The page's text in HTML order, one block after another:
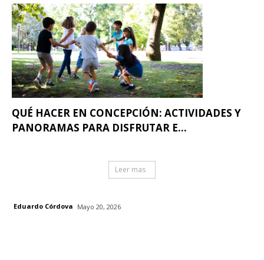
QUÉ HACER EN CONCEPCIÓN: ACTIVIDADES Y
PANORAMAS PARA DISFRUTAR E...
Leer mas
Eduardo Córdova Mayo 20, 2026